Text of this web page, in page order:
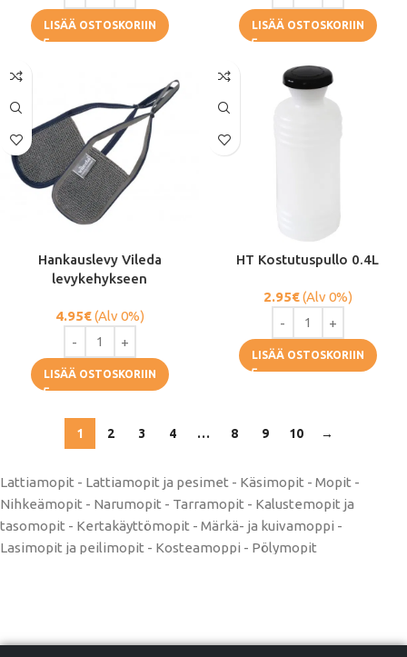
LISÄÄ OSTOSKORIIN LISÄÄ OSTOSKORIIN
Hankauslevy Vileda
levykehykseen
4.95€(Alv 0%)
LISÄÄ OSTOSKORIIN
HT Kostutuspullo 0.4L
2.95€(Alv 0%)
LISÄÄ OSTOSKORIIN
1 2 3 4 … 8 9 10 →
Lattiamopit - Lattiamopit ja pesimet - Käsimopit - Mopit -
Nihkeämopit - Narumopit - Tarramopit - Kalustemopit ja
tasomopit - Kertakäyttömopit - Märkä- ja kuivamoppi -
Lasimopit ja peilimopit - Kosteamoppi - Pölymopit